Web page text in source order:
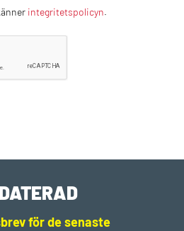
integritetspolicyn.
för de senaste